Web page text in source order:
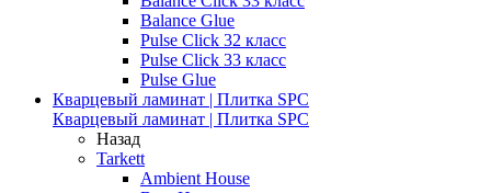
Balance Glue
Pulse Click 32 класс
Pulse Click 33 класс
Pulse Glue
Кварцевый ламинат | Плитка SPC
Кварцевый ламинат | Плитка SPC
Назад
Tarkett
Ambient House